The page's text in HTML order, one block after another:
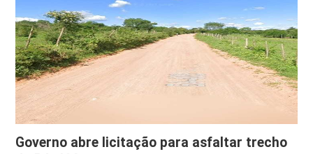
Governo abre licitação para asfaltar trecho